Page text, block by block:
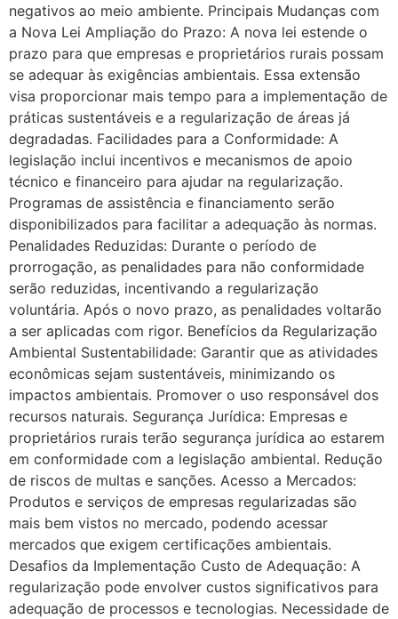
negativos ao meio ambiente. Principais Mudanças com
a Nova Lei Ampliação do Prazo: A nova lei estende o
prazo para que empresas e proprietários rurais possam
se adequar às exigências ambientais. Essa extensão
visa proporcionar mais tempo para a implementação de
práticas sustentáveis e a regularização de áreas já
degradadas. Facilidades para a Conformidade: A
legislação inclui incentivos e mecanismos de apoio
técnico e financeiro para ajudar na regularização.
Programas de assistência e financiamento serão
disponibilizados para facilitar a adequação às normas.
Penalidades Reduzidas: Durante o período de
prorrogação, as penalidades para não conformidade
serão reduzidas, incentivando a regularização
voluntária. Após o novo prazo, as penalidades voltarão
a ser aplicadas com rigor. Benefícios da Regularização
Ambiental Sustentabilidade: Garantir que as atividades
econômicas sejam sustentáveis, minimizando os
impactos ambientais. Promover o uso responsável dos
recursos naturais. Segurança Jurídica: Empresas e
proprietários rurais terão segurança jurídica ao estarem
em conformidade com a legislação ambiental. Redução
de riscos de multas e sanções. Acesso a Mercados:
Produtos e serviços de empresas regularizadas são
mais bem vistos no mercado, podendo acessar
mercados que exigem certificações ambientais.
Desafios da Implementação Custo de Adequação: A
regularização pode envolver custos significativos para
adequação de processos e tecnologias. Necessidade de